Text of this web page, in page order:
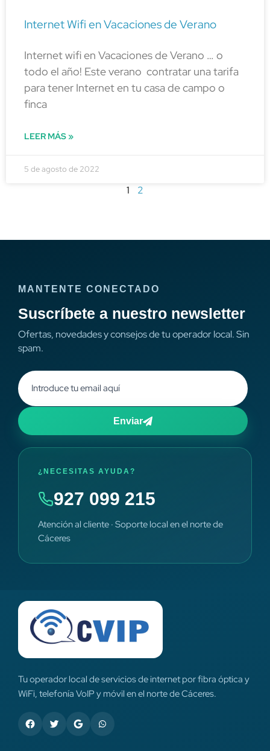
Internet Wifi en Vacaciones de Verano
Internet wifi en Vacaciones de Verano … o
todo el año! Este verano contratar una tarifa
para tener Internet en tu casa de campo o
finca
LEER MÁS »
5 de agosto de 2022
1 2
MANTENTE CONECTADO
Suscríbete a nuestro newsletter
Ofertas, novedades y consejos de tu operador local. Sin
spam.
Enviar
¿NECESITAS AYUDA?
927 099 215
Atención al cliente · Soporte local en el norte de
Cáceres
Tu operador local de servicios de internet por fibra óptica y
WiFi, telefonía VoIP y móvil en el norte de Cáceres.